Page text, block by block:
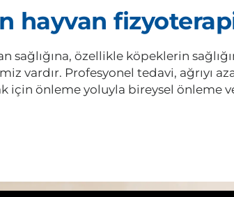
hayvan
sağlığına, özellikle köpeklerin
vardır. Profesyonel tedavi, ağrıyı
için önleme yoluyla bireysel önleme